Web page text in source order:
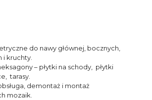
do nawy głównej, bocznych,
i kruchty.
– płytki na schody, płytki
tarasy.
demontaż i montaż
mozaik.